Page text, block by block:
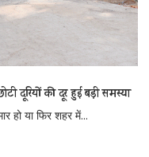
दूरियों की दूर हुई बड़ी समस्या
हो या फिर शहर में...